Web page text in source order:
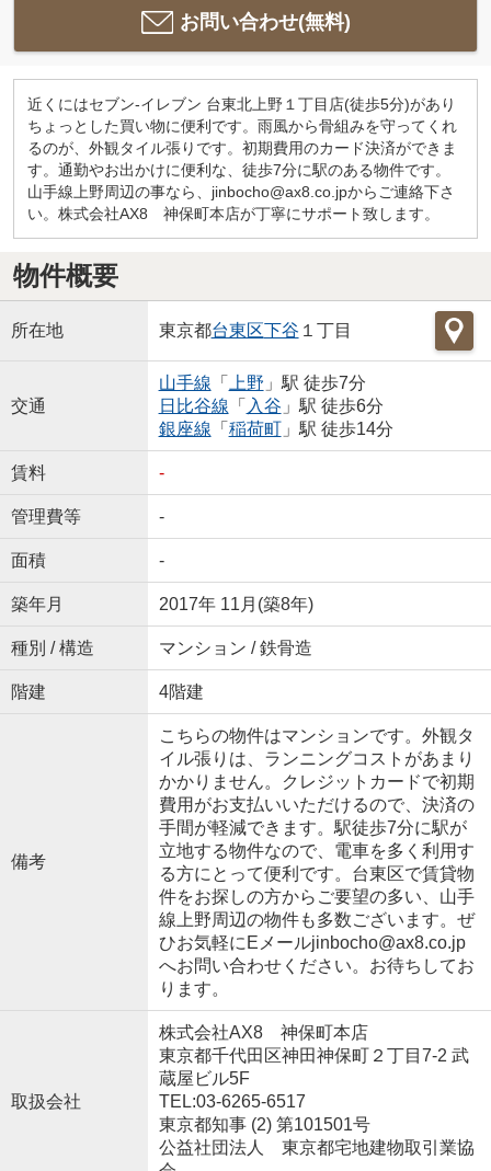
お問い合わせ(無料)
近くにはセブン-イレブン 台東北上野１丁目店(徒歩5分)があり
ちょっとした買い物に便利です。雨風から骨組みを守ってくれ
るのが、外観タイル張りです。初期費用のカード決済ができま
す。通勤やお出かけに便利な、徒歩7分に駅のある物件です。
山手線上野周辺の事なら、jinbocho@ax8.co.jpからご連絡下さ
い。株式会社AX8 神保町本店が丁寧にサポート致します。
物件概要
所在地 東京都台東区下谷 １丁目
交通
山手線 「 上野 」駅 徒歩7分
日比谷線 「 入谷 」駅 徒歩6分
銀座線 「 稲荷町」駅 徒歩14分
賃料 -
管理費等 -
面積 -
築年月 2017年 11月(築8年)
種別 / 構造 マンション / 鉄骨造
階建 4階建
備考
こちらの物件はマンションです。外観タ
イル張りは、ランニングコストがあまり
かかりません。クレジットカードで初期
費用がお支払いいただけるので、決済の
手間が軽減できます。駅徒歩7分に駅が
立地する物件なので、電車を多く利用す
る方にとって便利です。台東区で賃貸物
件をお探しの方からご要望の多い、山手
線上野周辺の物件も多数ございます。ぜ
ひお気軽にEメールjinbocho@ax8.co.jp
へお問い合わせください。お待ちしてお
ります。
取扱会社
株式会社AX8 神保町本店
東京都千代田区神田神保町２丁目7-2 武
蔵屋ビル5F
TEL:03-6265-6517
東京都知事 (2) 第101501号
公益社団法人 東京都宅地建物取引業協